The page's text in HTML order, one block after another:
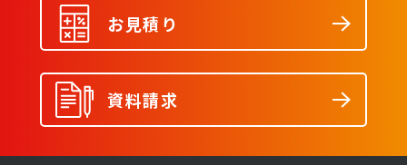
お見積り
資料請求